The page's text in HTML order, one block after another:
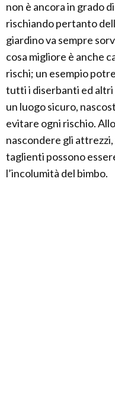
non è ancora in grado
rischiando pertanto
giardino va sempre
cosa migliore è anche
rischi; un esempio
tutti i diserbanti ed
un luogo sicuro,
evitare ogni rischio.
nascondere gli
taglienti possono
l’incolumità del bimbo.